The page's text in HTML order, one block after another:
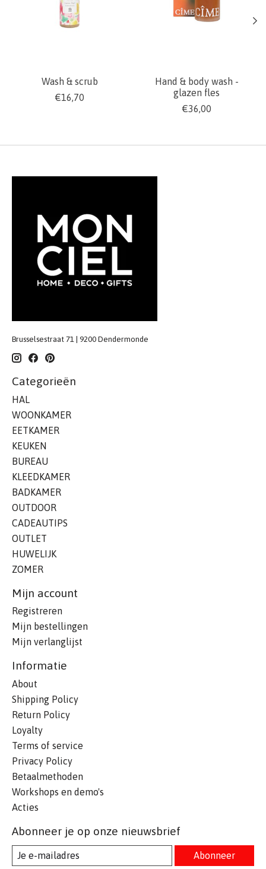
Wash & scrub
€16,70
Hand & body wash -
glazen fles
€36,00
Brusselsestraat 71 | 9200 Dendermonde
Categorieën
HAL
WOONKAMER
EETKAMER
KEUKEN
BUREAU
KLEEDKAMER
BADKAMER
OUTDOOR
CADEAUTIPS
OUTLET
HUWELIJK
ZOMER
Mijn account
Registreren
Mijn bestellingen
Mijn verlanglijst
Informatie
About
Shipping Policy
Return Policy
Loyalty
Terms of service
Privacy Policy
Betaalmethoden
Workshops en demo's
Acties
Abonneer je op onze nieuwsbrief
Abonneer